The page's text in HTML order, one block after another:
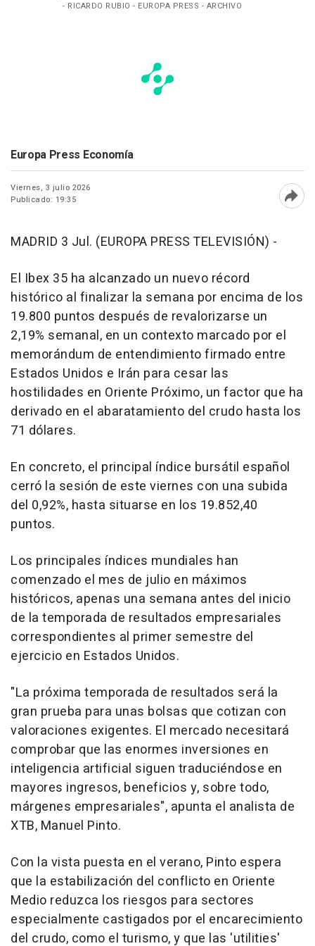
- RICARDO RUBIO - EUROPA PRESS - ARCHIVO
Europa Press Economía
Viernes, 3 julio 2026
Publicado: 19:35
MADRID 3 Jul. (EUROPA PRESS TELEVISIÓN) -
El Ibex 35 ha alcanzado un nuevo récord
histórico al finalizar la semana por encima de los
19.800 puntos después de revalorizarse un
2,19% semanal, en un contexto marcado por el
memorándum de entendimiento firmado entre
Estados Unidos e Irán para cesar las
hostilidades en Oriente Próximo, un factor que ha
derivado en el abaratamiento del crudo hasta los
71 dólares.
En concreto, el principal índice bursátil español
cerró la sesión de este viernes con una subida
del 0,92%, hasta situarse en los 19.852,40
puntos.
Los principales índices mundiales han
comenzado el mes de julio en máximos
históricos, apenas una semana antes del inicio
de la temporada de resultados empresariales
correspondientes al primer semestre del
ejercicio en Estados Unidos.
"La próxima temporada de resultados será la
gran prueba para unas bolsas que cotizan con
valoraciones exigentes. El mercado necesitará
comprobar que las enormes inversiones en
inteligencia artificial siguen traduciéndose en
mayores ingresos, beneficios y, sobre todo,
márgenes empresariales", apunta el analista de
XTB, Manuel Pinto.
Con la vista puesta en el verano, Pinto espera
que la estabilización del conflicto en Oriente
Medio reduzca los riesgos para sectores
especialmente castigados por el encarecimiento
del crudo, como el turismo, y que las 'utilities'